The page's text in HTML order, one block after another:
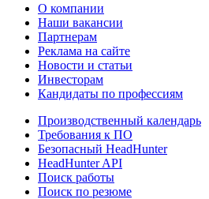
О компании
Наши вакансии
Партнерам
Реклама на сайте
Новости и статьи
Инвесторам
Кандидаты по профессиям
Производственный календарь
Требования к ПО
Безопасный HeadHunter
HeadHunter API
Поиск работы
Поиск по резюме